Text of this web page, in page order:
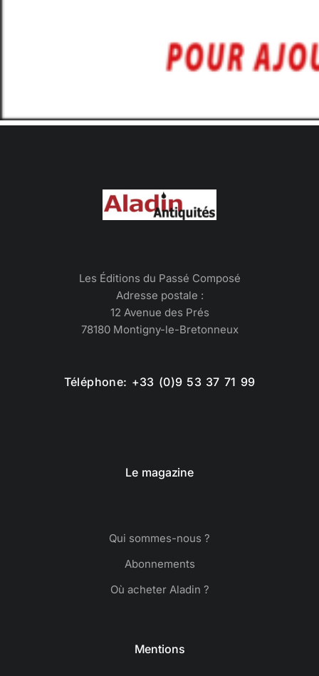
Les Éditions du Passé Composé
Adresse postale :
12 Avenue des Prés
78180 Montigny-le-Bretonneux
Téléphone: +33 (0)9 53 37 71 99
Le magazine
Qui sommes-nous ?
Abonnements
Où acheter Aladin ?
Mentions